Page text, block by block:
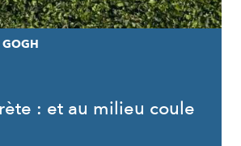
: et au milieu coule